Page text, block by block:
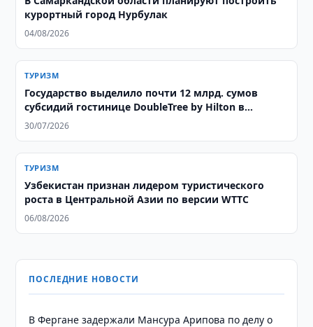
курортный город Нурбулак
04/08/2026
ТУРИЗМ
Государство выделило почти 12 млрд. сумов
субсидий гостинице DoubleTree by Hilton в
Ташкенте
30/07/2026
ТУРИЗМ
Узбекистан признан лидером туристического
роста в Центральной Азии по версии WTTC
06/08/2026
ПОСЛЕДНИЕ НОВОСТИ
В Фергане задержали Мансура Арипова по делу о